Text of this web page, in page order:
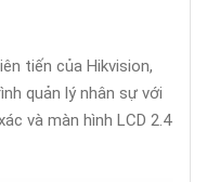
tiến của Hikvision,
quản lý nhân sự với
và màn hình LCD 2.4